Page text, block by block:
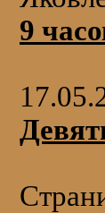
9